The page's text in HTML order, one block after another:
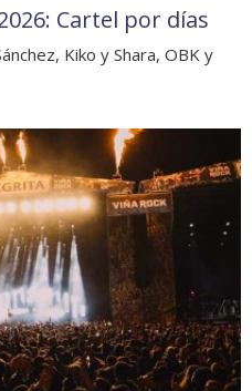
Cartel por días
Kiko y Shara, OBK y